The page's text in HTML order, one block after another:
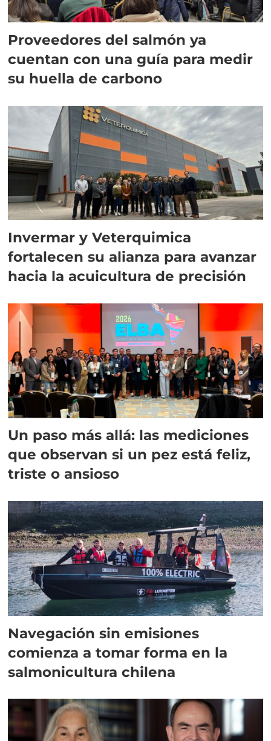
Proveedores del salmón ya
cuentan con una guía para medir
su huella de carbono
Invermar y Veterquimica
fortalecen su alianza para avanzar
hacia la acuicultura de precisión
Un paso más allá: las mediciones
que observan si un pez está feliz,
triste o ansioso
Navegación sin emisiones
comienza a tomar forma en la
salmonicultura chilena